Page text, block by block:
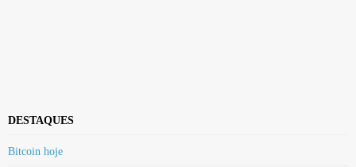
DESTAQUES
Bitcoin hoje